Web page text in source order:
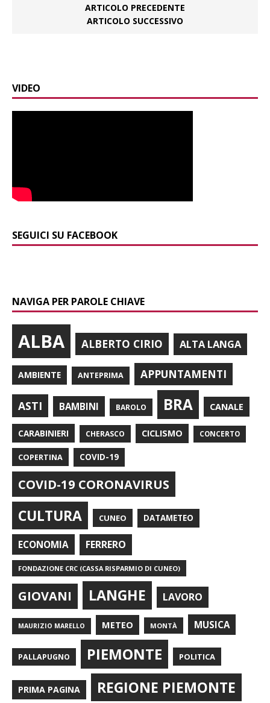
ARTICOLO PRECEDENTE
ARTICOLO SUCCESSIVO
VIDEO
SEGUICI SU FACEBOOK
NAVIGA PER PAROLE CHIAVE
ALBA ALBERTO CIRIO ALTA LANGA
AMBIENTE ANTEPRIMA APPUNTAMENTI
ASTI BAMBINI BAROLO BRA CANALE
CARABINIERI CHERASCO CICLISMO CONCERTO
COPERTINA COVID-19
COVID-19 CORONAVIRUS
CULTURA CUNEO DATAMETEO
ECONOMIA FERRERO
FONDAZIONE CRC (CASSA RISPARMIO DI CUNEO)
GIOVANI LANGHE LAVORO
MAURIZIO MARELLO METEO MONTÀ MUSICA
PALLAPUGNO PIEMONTE POLITICA
PRIMA PAGINA REGIONE PIEMONTE